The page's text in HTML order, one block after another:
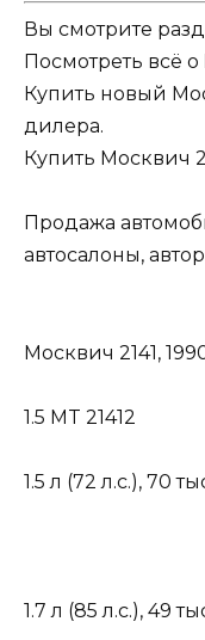
Вы смотрите
Посмотреть всё о
Купить новый
дилера.
Купить Москвич
Продажа
автосалоны,
Москвич 2141,
1.5 MT 21412
1.5 л (72 л.с.), 70
1.7 л (85 л.с.), 49